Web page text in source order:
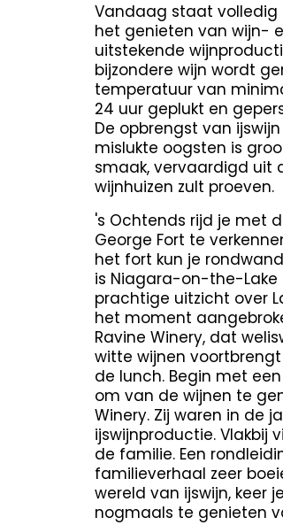
Vandaag staat volledig
het genieten van wijn-
uitstekende
bijzondere wijn wordt
temperatuur van
24 uur geplukt en
De opbrengst van
mislukte oogsten is
smaak, vervaardigd uit
wijnhuizen zult proeven.
's Ochtends rijd je met
George Fort te
het fort kun je
is Niagara-on-the-Lake
prachtige uitzicht over
het moment
Ravine Winery, dat
witte wijnen
de lunch. Begin met
om van de wijnen te
Winery. Zij waren in de
ijswijnproductie. Vlakbij
de familie. Een
familieverhaal zeer
wereld van ijswijn, keer
nogmaals te genieten